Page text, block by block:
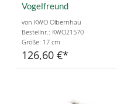
Vogelfreund
von KWO Olbernhau
Bestellnr.: KWO21570
Größe: 17 cm
126,60 €